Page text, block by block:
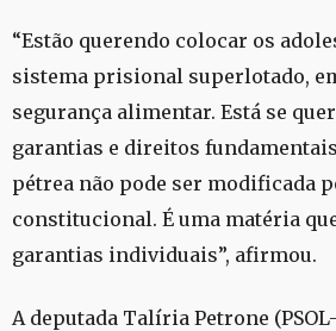
“Estão querendo colocar os
sistema prisional superlotado,
segurança alimentar. Está se
garantias e direitos
pétrea não pode ser modificada
constitucional. É uma matéria
garantias individuais”, afirmou.
A deputada Talíria Petrone